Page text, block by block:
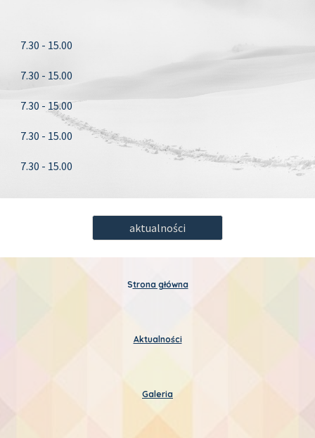
7.30 - 15.00
7.30 - 15.00
7.30 - 15.00
7.30 - 15.00
7.30 - 15.00
aktualności
Strona główna
Aktualności
Galeria